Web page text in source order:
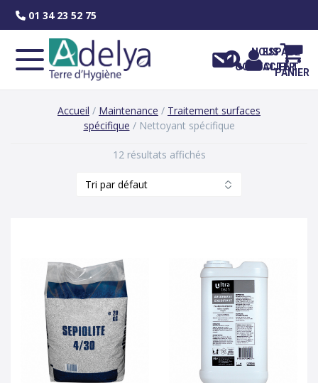
01 34 23 52 75
NOUS
CONTACTER
ESPACE
CLIENT
PANIER
Accueil / Maintenance / Traitement surfaces
spécifique / Nettoyant spécifique
12 résultats affichés